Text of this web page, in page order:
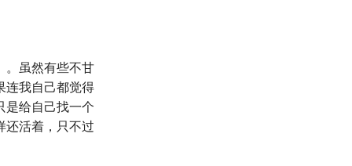
。虽然有些不甘
连我自己都觉得
是给自己找一个
还活着，只不过